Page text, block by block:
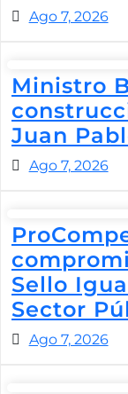
Ago 7, 2026
Ministro
Juan
Ago 7, 2026
Sello
Sector
Ago 7, 2026